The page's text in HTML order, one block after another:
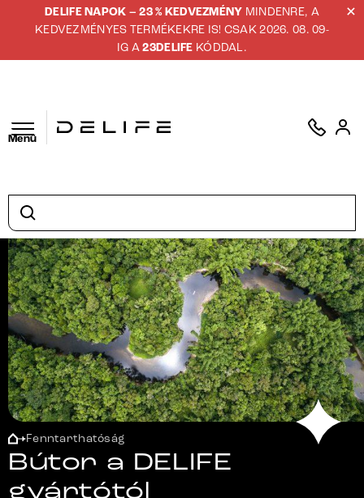
DELIFE NAPOK – 23 % KEDVEZMÉNY MINDENRE, A
KEDVEZMÉNYES TERMÉKEKRE IS! CSAK 2026. 08. 09-
IG A23DELIFE KÓDDAL.
Menü
Fenntarthatóság
Bútor a DELIFE
gyártótól